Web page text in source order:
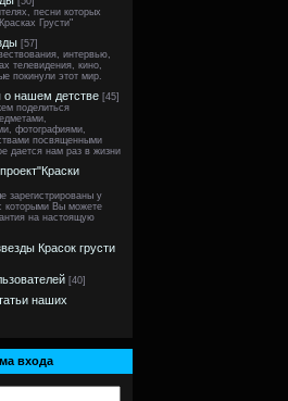
песни которых
Грусти"
[57]
интервью,
телевидения, кино,
покинули этот мир.
о нашем детстве [45]
поделиться
фотографиями,
посвященными
дается нам раз в жизни
зарегистрированы у
которыми Вы можете
на настоящую
Красок грусти
[40]
наших
входа